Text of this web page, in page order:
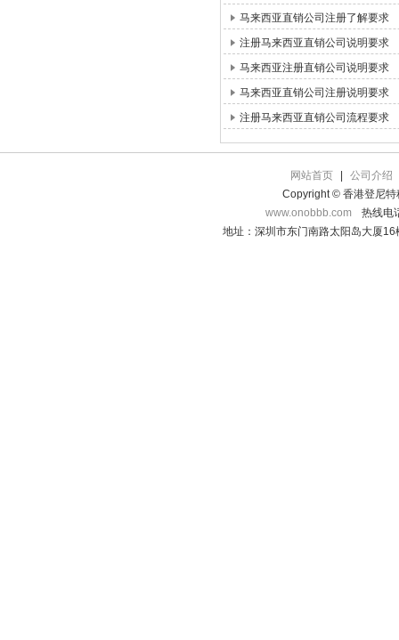
马来西亚直销公司注册了解要求
注册马来西亚直销公司说明要求
马来西亚注册直销公司说明要求
马来西亚直销公司注册说明要求
注册马来西亚直销公司流程要求
网站首页
公司介绍
Copyright © 香港登尼特
www.onobbb.com
热线电
地址：深圳市东门南路太阳岛大厦